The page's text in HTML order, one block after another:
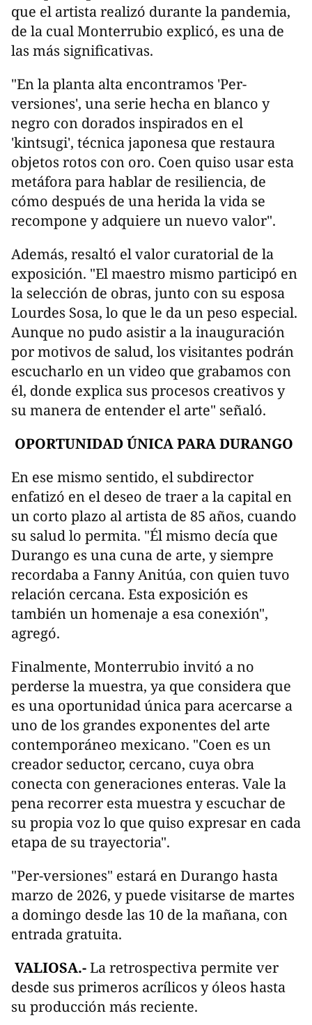
que el artista realizó durante la pandemia,
de la cual Monterrubio explicó, es una de
las más significativas.
"En la planta alta encontramos 'Per-
versiones', una serie hecha en blanco y
negro con dorados inspirados en el
'kintsugi', técnica japonesa que restaura
objetos rotos con oro. Coen quiso usar esta
metáfora para hablar de resiliencia, de
cómo después de una herida la vida se
recompone y adquiere un nuevo valor".
Además, resaltó el valor curatorial de la
exposición. "El maestro mismo participó en
la selección de obras, junto con su esposa
Lourdes Sosa, lo que le da un peso especial.
Aunque no pudo asistir a la inauguración
por motivos de salud, los visitantes podrán
escucharlo en un video que grabamos con
él, donde explica sus procesos creativos y
su manera de entender el arte" señaló.
OPORTUNIDAD ÚNICA PARA DURANGO
En ese mismo sentido, el subdirector
enfatizó en el deseo de traer a la capital en
un corto plazo al artista de 85 años, cuando
su salud lo permita. "Él mismo decía que
Durango es una cuna de arte, y siempre
recordaba a Fanny Anitúa, con quien tuvo
relación cercana. Esta exposición es
también un homenaje a esa conexión",
agregó.
Finalmente, Monterrubio invitó a no
perderse la muestra, ya que considera que
es una oportunidad única para acercarse a
uno de los grandes exponentes del arte
contemporáneo mexicano. "Coen es un
creador seductor, cercano, cuya obra
conecta con generaciones enteras. Vale la
pena recorrer esta muestra y escuchar de
su propia voz lo que quiso expresar en cada
etapa de su trayectoria".
"Per-versiones" estará en Durango hasta
marzo de 2026, y puede visitarse de martes
a domingo desde las 10 de la mañana, con
entrada gratuita.
VALIOSA.-La retrospectiva permite ver
desde sus primeros acrílicos y óleos hasta
su producción más reciente.